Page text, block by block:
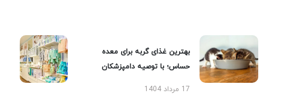
بهترین غذای گربه برای معده
حساس؛ با توصیه دامپزشکان
17 مرداد 1404